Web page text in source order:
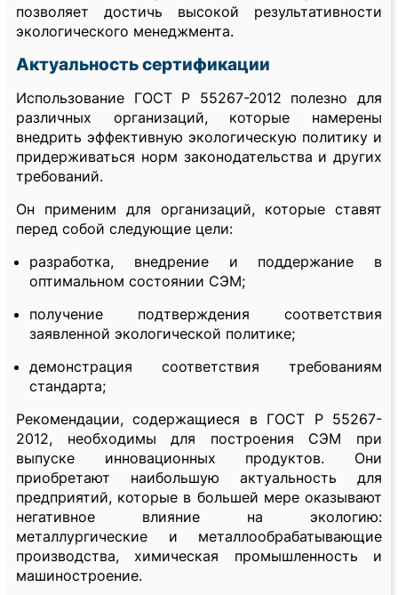
позволяет достичь высокой результативности
экологического менеджмента.
Актуальность сертификации
Использование ГОСТ Р 55267-2012 полезно для
различных организаций, которые намерены
внедрить эффективную экологическую политику и
придерживаться норм законодательства и других
требований.
Он применим для организаций, которые ставят
перед собой следующие цели:
разработка, внедрение и поддержание в
оптимальном состоянии СЭМ;
получение подтверждения соответствия
заявленной экологической политике;
демонстрация соответствия требованиям
стандарта;
Рекомендации, содержащиеся в ГОСТ Р 55267-
2012, необходимы для построения СЭМ при
выпуске инновационных продуктов. Они
приобретают наибольшую актуальность для
предприятий, которые в большей мере оказывают
негативное влияние на экологию:
металлургические и металлообрабатывающие
производства, химическая промышленность и
машиностроение.